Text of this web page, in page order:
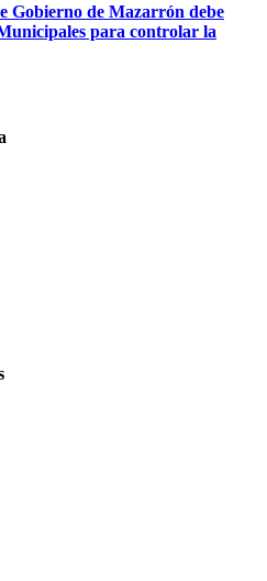
Gobierno de Mazarrón debe
para controlar la